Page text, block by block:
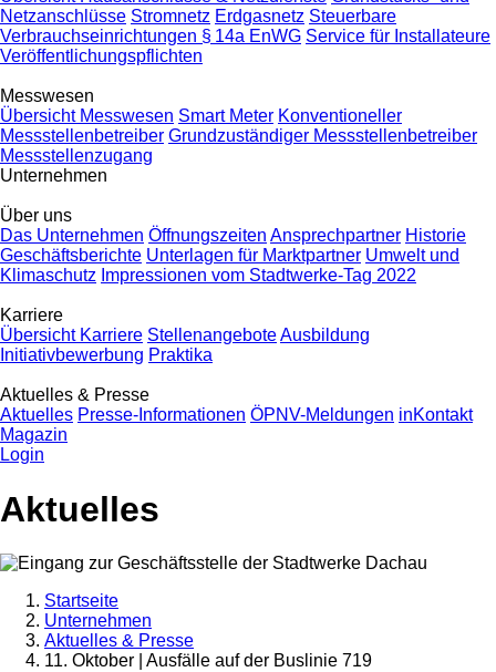
Netzanschlüsse Stromnetz Erdgasnetz Steuerbare
Verbrauchseinrichtungen § 14a EnWG Service für Installateure
Veröffentlichungspflichten
Messwesen
Übersicht Messwesen Smart Meter Konventioneller
Messstellenbetreiber Grundzuständiger Messstellenbetreiber
Messstellenzugang
Unternehmen
Über uns
Das Unternehmen Öffnungszeiten Ansprechpartner Historie
Geschäftsberichte Unterlagen für Marktpartner Umwelt und
Klimaschutz Impressionen vom Stadtwerke-Tag 2022
Karriere
Übersicht Karriere StellenangeboteAusbildung
Initiativbewerbung Praktika
Aktuelles & Presse
Aktuelles Presse-Informationen ÖPNV-Meldungen inKontakt
Magazin
Login
Aktuelles
Startseite
Unternehmen
Aktuelles & Presse
11. Oktober | Ausfälle auf der Buslinie 719